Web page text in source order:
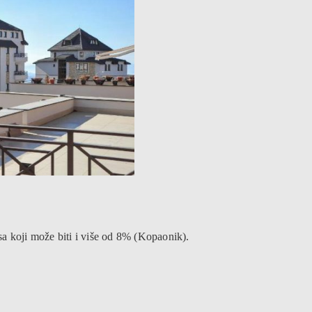
koji može biti i više od 8% (Kopaonik).